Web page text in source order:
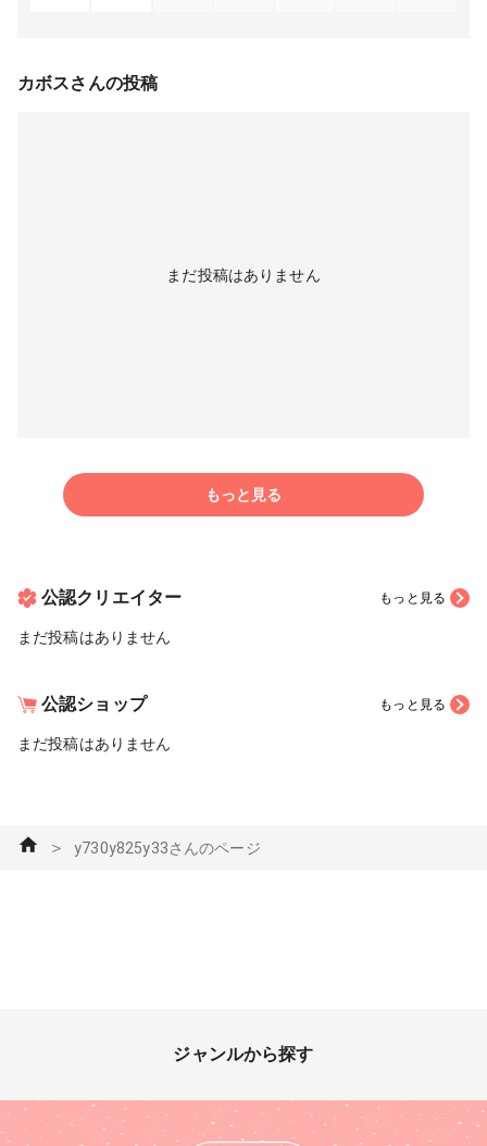
カボスさんの投稿
まだ投稿はありません
もっと見る
公認クリエイター もっと見る
まだ投稿はありません
公認ショップ もっと見る
まだ投稿はありません
＞ y730y825y33さんのページ
ジャンルから探す